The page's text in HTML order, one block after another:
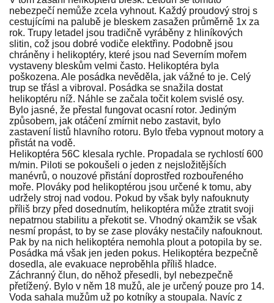
nebezpečí nemůže zcela vyhnout. Každý proudový stroj s
cestujícími na palubě je bleskem zasažen průměrně 1x za
rok. Trupy letadel jsou tradičně vyráběny z hliníkových
slitin, což jsou dobré vodiče elektřiny. Podobně jsou
chráněny i helikoptéry, které jsou nad Severním mořem
vystaveny bleskům velmi často. Helikoptéra byla
poškozena. Ale posádka nevěděla, jak vážné to je. Celý
trup se třásl a vibroval. Posádka se snažila dostat
helikoptéru níž. Náhle se začala točit kolem svislé osy.
Bylo jasné, že přestal fungovat ocasní rotor. Jediným
způsobem, jak otáčení zmírnit nebo zastavit, bylo
zastavení listů hlavního rotoru. Bylo třeba vypnout motory a
přistát na vodě.
Helikoptéra 56C klesala rychle. Propadala se rychlostí 600
m/min. Piloti se pokoušeli o jeden z nejsložitějších
manévrů, o nouzové přistání doprostřed rozbouřeného
moře. Plováky pod helikoptérou jsou určené k tomu, aby
udržely stroj nad vodou. Pokud by však byly nafouknuty
příliš brzy před dosednutím, helikoptéra může ztratit svoji
nepatrnou stabilitu a překotit se. Vhodný okamžik se však
nesmí propást, to by se zase plováky nestačily nafouknout.
Pak by na nich helikoptéra nemohla plout a potopila by se.
Posádka má však jen jeden pokus. Helikoptéra bezpečně
dosedla, ale evakuace neproběhla příliš hladce.
Záchranný člun, do něhož přesedli, byl nebezpečně
přetížený. Bylo v něm 18 mužů, ale je určený pouze pro 14.
Voda sahala mužům už po kotníky a stoupala. Navíc z